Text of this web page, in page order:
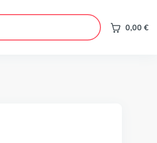
0,00 €